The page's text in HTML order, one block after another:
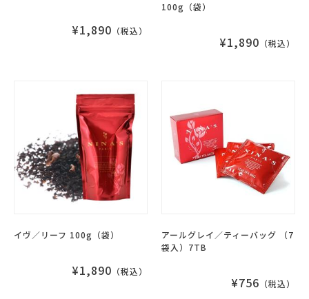
¥1,890 （税込）
100g（袋）
¥1,890 （税込）
イヴ／リーフ 100g（袋）
¥1,890 （税込）
アールグレイ／ティーバッグ （7
袋入）7TB
¥756 （税込）